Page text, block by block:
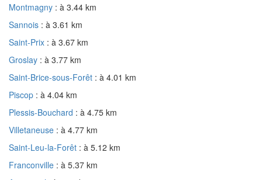
Montmagny : à 3.44 km
Sannois : à 3.61 km
Saint-Prix : à 3.67 km
Groslay : à 3.77 km
Saint-Brice-sous-Forêt : à 4.01 km
Piscop : à 4.04 km
Plessis-Bouchard : à 4.75 km
Villetaneuse : à 4.77 km
Saint-Leu-la-Forêt : à 5.12 km
Franconville : à 5.37 km